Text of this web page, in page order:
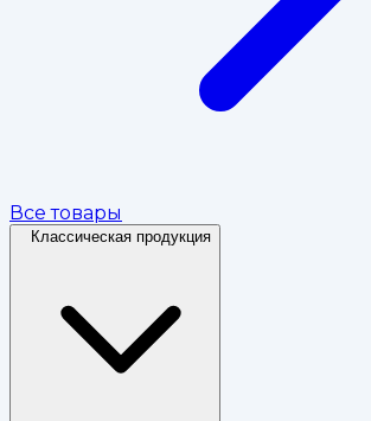
Все товары
Классическая продукция